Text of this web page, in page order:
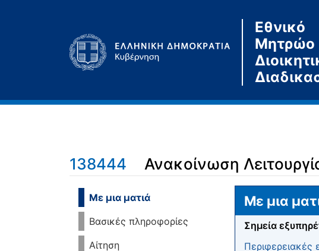
Εθνικό
Μητρώο
138444 Ανακοίνωση
Μετάβαση σε: πλοήγηση
Με μια ματιά
Βασικές πληροφορίες
Αίτηση
Με μια
Σημεία
Περιφερειακές